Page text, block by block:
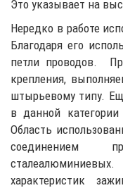
Это указывает на
Нередко в работе
Благодаря его
петли проводов.
крепления,
штырьевому типу.
в данной
Область
соединением
характеристик